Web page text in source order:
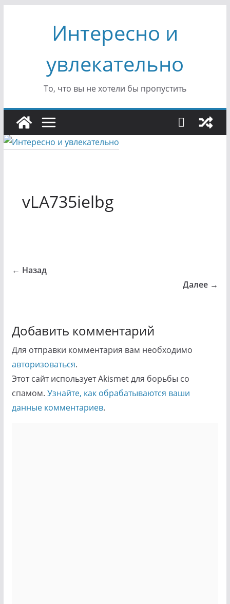
содержимомуИнтересно и
увлекательно
То, что вы не хотели бы пропустить
vLA735ielbg
← Назад
Далее →
Добавить комментарий
Для отправки комментария вам необходимо
авторизоваться.
Этот сайт использует Akismet для борьбы со
спамом. Узнайте, как обрабатываются ваши
данные комментариев.